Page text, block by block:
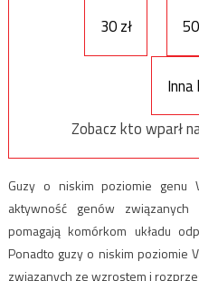
30 zł
Zobacz kto wparł
Guzy o niskim poziomie genu
aktywność genów
pomagają komórkom układu
Ponadto guzy o niskim poziomie
związanych ze wzrostem i